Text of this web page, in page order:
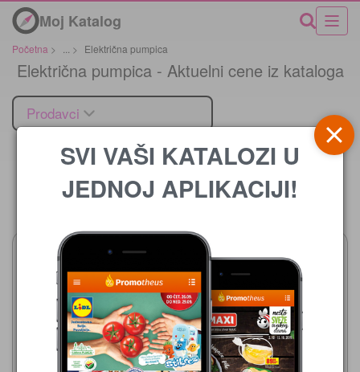
Moj Katalog
Početna > > Električna pumpica
Električna pumpica - Aktuelni cene iz kataloga
Prodavci
Cena
SVI VAŠI KATALOZI U
JEDNOJ APLIKACIJI!